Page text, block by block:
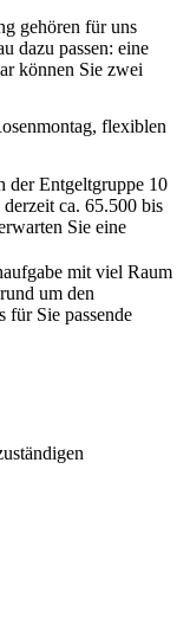
gehören für uns
dazu passen: eine
können Sie zwei
flexiblen
der Entgeltgruppe 10
ca. 65.500 bis
Sie eine
mit viel Raum
um den
Sie passende